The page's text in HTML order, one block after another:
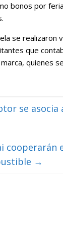
bonos por
se realizaron
que
quienes
se asocia
cooperarán
→